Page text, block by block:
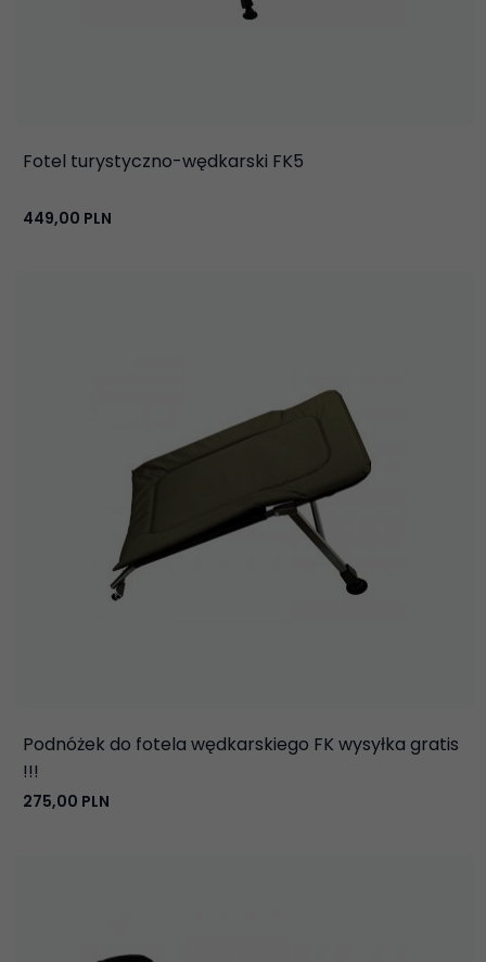
Fotel turystyczno-wędkarski FK5
449,00 PLN
Podnóżek do fotela wędkarskiego FK wysyłka gratis
!!!
275,00 PLN